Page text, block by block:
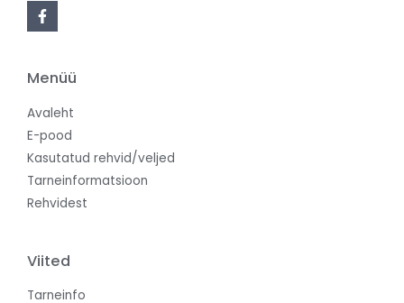
Menüü
Avaleht
E-pood
Kasutatud rehvid/veljed
Tarneinformatsioon
Rehvidest
Viited
Tarneinfo